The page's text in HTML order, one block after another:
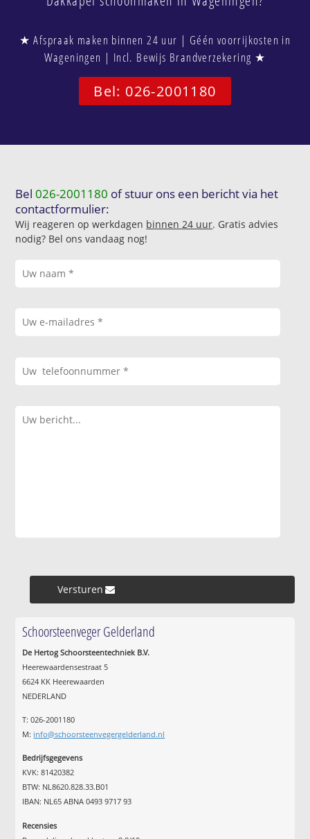
★ Afspraak maken binnen 24 uur | Géén voorrijkosten in
Wageningen | Incl. Bewijs Brandverzekering ★
Bel: 026-2001180
Bel026-2001180 of stuur ons een bericht via het
contactformulier:
Wij reageren op werkdagen binnen 24 uur. Gratis advies
nodig? Bel ons vandaag nog!
Versturen »
Schoorsteenveger Gelderland
De Hertog Schoorsteentechniek B.V.
Heerewaardensestraat 5
6624 KK Heerewaarden
NEDERLAND
T: 026-2001180
M: info@schoorsteenvegergelderland.nl
Bedrijfsgegevens
KVK: 81420382
BTW: NL8620.828.33.B01
IBAN: NL65 ABNA 0493 9717 93
Recensies